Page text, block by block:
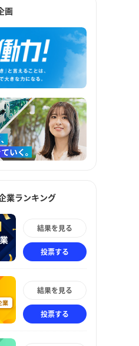
画
業ランキング
結果を見る
投票する
結果を見る
投票する